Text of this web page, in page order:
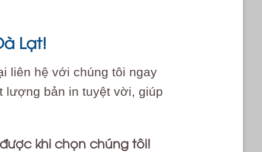
Lạt!
liên hệ với chúng tôi ngay
lượng bản in tuyệt vời, giúp
khi chọn chúng tôi!